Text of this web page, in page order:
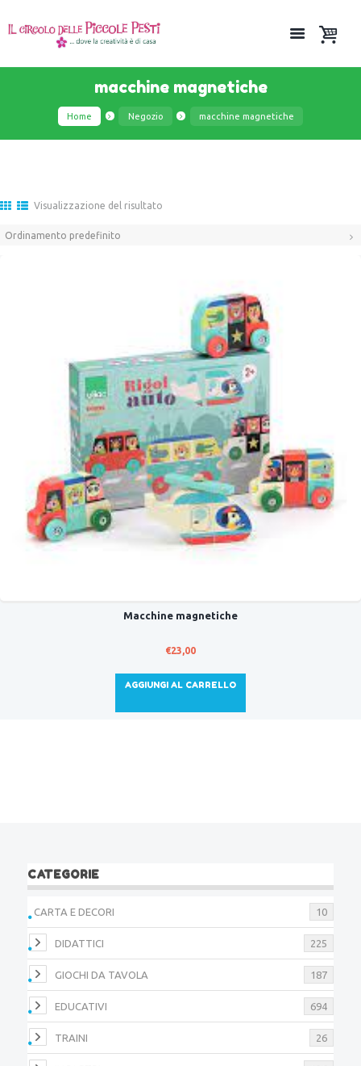
macchine magnetiche
Home Negozio macchine magnetiche
Visualizzazione del risultato
Macchine magnetiche
€23,00
AGGIUNGI AL CARRELLO
CATEGORIE
CARTA E DECORI 10
DIDATTICI 225
GIOCHI DA TAVOLA 187
EDUCATIVI 694
TRAINI 26